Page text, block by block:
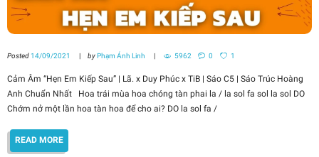
Posted 14/09/2021 byPhạm Ánh Linh 5962 0 1
Cảm Âm “Hẹn Em Kiếp Sau” | Lã. x Duy Phúc x TiB | Sáo C5 | Sáo Trúc Hoàng
Anh Chuẩn Nhất Hoa trái mùa hoa chóng tàn phai la / la sol fa sol la sol DO
Chớm nở một lần hoa tàn hoa để cho ai? DO la sol fa /
READ MORE